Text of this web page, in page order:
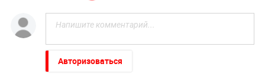
Авторизоваться